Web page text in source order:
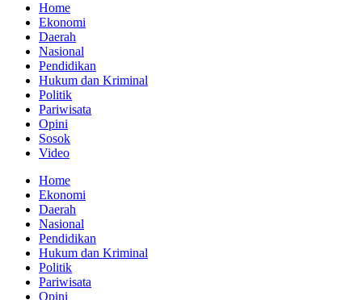
Home
Ekonomi
Daerah
Nasional
Pendidikan
Hukum dan Kriminal
Politik
Pariwisata
Opini
Sosok
Video
Home
Ekonomi
Daerah
Nasional
Pendidikan
Hukum dan Kriminal
Politik
Pariwisata
Opini